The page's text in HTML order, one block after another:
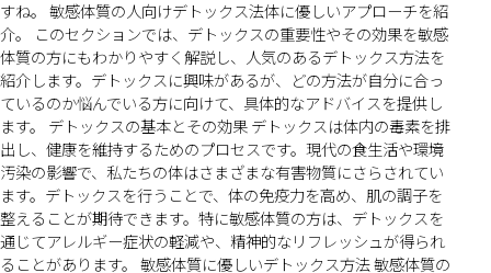
すね。 敏感体質の人向けデトックス法体に優しいアプローチを紹
介。 このセクションでは、デトックスの重要性やその効果を敏感
体質の方にもわかりやすく解説し、人気のあるデトックス方法を
紹介します。デトックスに興味があるが、どの方法が自分に合っ
ているのか悩んでいる方に向けて、具体的なアドバイスを提供し
ます。 デトックスの基本とその効果 デトックスは体内の毒素を排
出し、健康を維持するためのプロセスです。現代の食生活や環境
汚染の影響で、私たちの体はさまざまな有害物質にさらされてい
ます。デトックスを行うことで、体の免疫力を高め、肌の調子を
整えることが期待できます。特に敏感体質の方は、デトックスを
通じてアレルギー症状の軽減や、精神的なリフレッシュが得られ
ることがあります。 敏感体質に優しいデトックス方法 敏感体質の